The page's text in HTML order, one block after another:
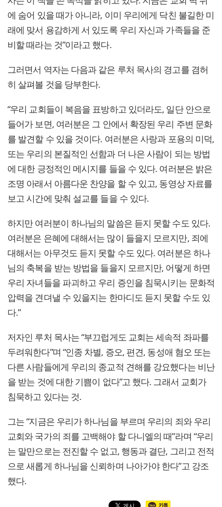
에 숨어 있을 때가 아니라, 이미 우리에게 닥친 불길한 미
래에 맞서 용감하게 서 있도록 우리 자신과 가족들을 준
비할 때라는 것”이라고 했다.
그러면서 역자는 다음과 같은 루처 목사의 경고를 겸허
히 살펴볼 것을 당부한다.
“우리 교회들이 복음을 표방하고 있더라도, 일단 안으로
들어가 보면, 여러분은 그 안에서 확장된 우리 주변 문화
를 발견할 수 있을 것이다. 여러분은 사랑과 포용의 미덕,
또는 우리의 본질적인 선함과 더 나은 사람이 되는 방법
에 대한 긍정적인 메시지를 들을 수 있다. 여러분은 밝은
조명 아래서 아름다운 찬양을 할 수 있고, 동영상 자료를
보고 시간에 맞춰 설교를 들을 수 있다.
하지만 여러분이 하나님의 말씀은 듣지 못할 수도 있다.
여러분은 은혜에 대해서는 많이 들을지 모르지만, 죄에
대해서는 아무것도 듣지 못할 수도 있다. 여러분은 하나
님의 축복을 받는 방법을 들을지 모르지만, 어떻게 하면
우리 자녀들을 파괴하고 우리 증인을 침묵시키는 문화적
압력을 견뎌낼 수 있을지는 한마디도 듣지 못할 수도 있
다.”
저자인 루처 목사는 “부끄럽게도 교회는 세속적 좌파를
두려워한다”며 “인종 차별, 증오, 편견, 동성애 혐오 또는
다른 사람들에게 우리의 종교적 견해를 강요했다는 비난
을 받는 것에 대한 기쁨이 없다”고 했다. 그래서 교회가
침묵하고 있다는 것.
그는 “지금은 우리가 하나님을 부르며 우리의 죄와 우리
교회와 국가의 죄를 고백해야 할 다니엘의 때”라며 “우리
는 말만으로는 전진할 수 없고, 행동과 결단, 그리고 전적
으로 새롭게 하나님을 신뢰하며 나아가야 한다”고 강조
했다.